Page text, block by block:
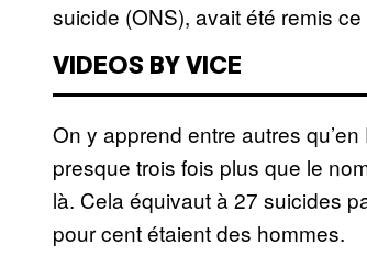
suicide (ONS), avait été remis
VIDEOS BY VICE
On y apprend entre autres
presque trois fois plus que le
là. Cela équivaut à 27 suicides
pour cent étaient des hommes.